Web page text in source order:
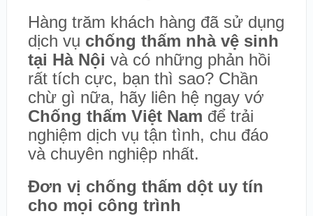
Hàng trăm khách hàng đã sử dụng
dịch vụ chống thấm nhà vệ sinh
tại Hà Nội và có những phản hồi
rất tích cực, bạn thì sao? Chần
chừ gì nữa, hãy liên hệ ngay vớ
Chống thấm Việt Nam để trải
nghiệm dịch vụ tận tình, chu đáo
và chuyên nghiệp nhất.
Đơn vị chống thấm dột uy tín
cho mọi công trình